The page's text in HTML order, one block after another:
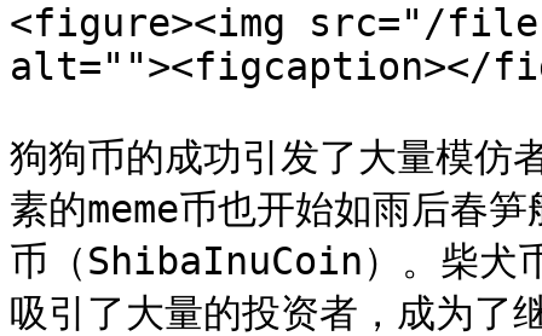
<figure><img src="/files/
alt=""><figcaption></
狗狗币的成功引发了大量模仿
素的meme币也开始如雨后春
币（ShibaInuCoin）。柴犬
吸引了大量的投资者，成为了